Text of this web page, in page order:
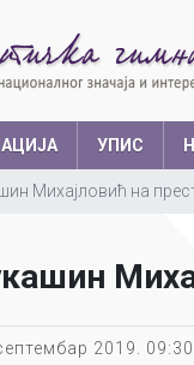
УПИС
Михајловић на
2019.